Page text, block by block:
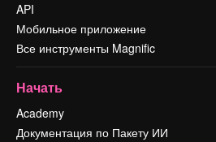
API
Мобильное приложение
Все инструменты Magnific
Начать
Academy
Документация по Пакету ИИ